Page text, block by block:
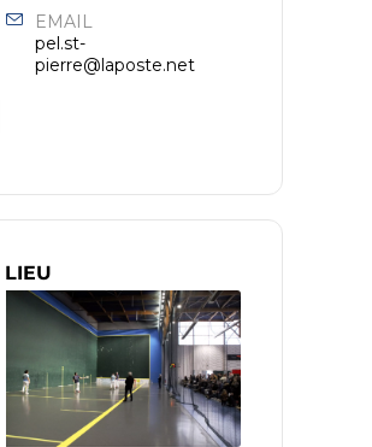
EMAIL
pel.st-
pierre@laposte.net
LIEU